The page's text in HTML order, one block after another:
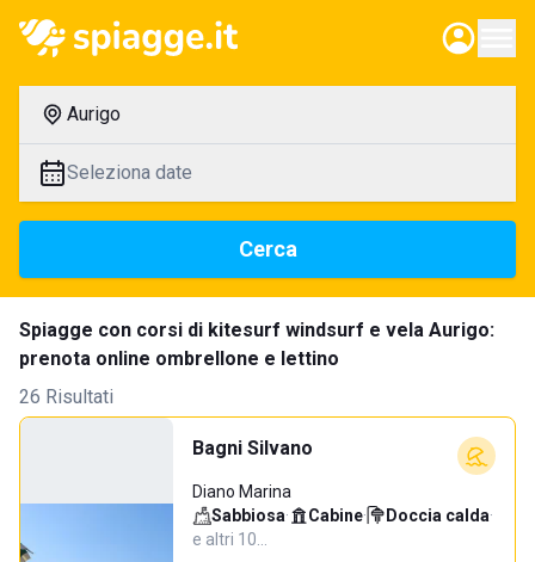
Aurigo
Seleziona date
Cerca
Spiagge con corsi di kitesurf windsurf e vela Aurigo:
prenota online ombrellone e lettino
26 Risultati
Bagni Silvano
Diano Marina
Sabbiosa· Cabine· Doccia calda·
e altri 10…